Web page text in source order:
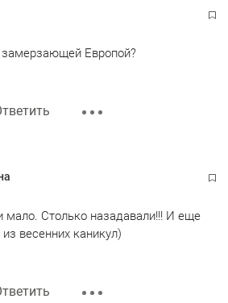
Европой?
мало. Столько назадавали!!! И еще
весенних каникул)